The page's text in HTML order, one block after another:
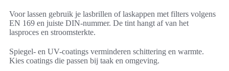
Voor lassen gebruik je lasbrillen of laskappen met filters volgens
EN 169 en juiste DIN-nummer. De tint hangt af van het
lasproces en stroomsterkte.
Spiegel- en UV-coatings verminderen schittering en warmte.
Kies coatings die passen bij taak en omgeving.